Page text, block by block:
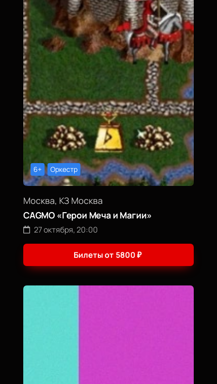
6+ Оркестр
Москва, КЗ Москва
CAGMO «Герои Меча и Магии»
27 октября, 20:00
Билеты от 5800₽